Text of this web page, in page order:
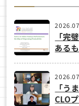
「完
ある
「う
CLO